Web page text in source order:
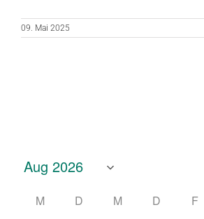
09. Mai 2025
M D M D F